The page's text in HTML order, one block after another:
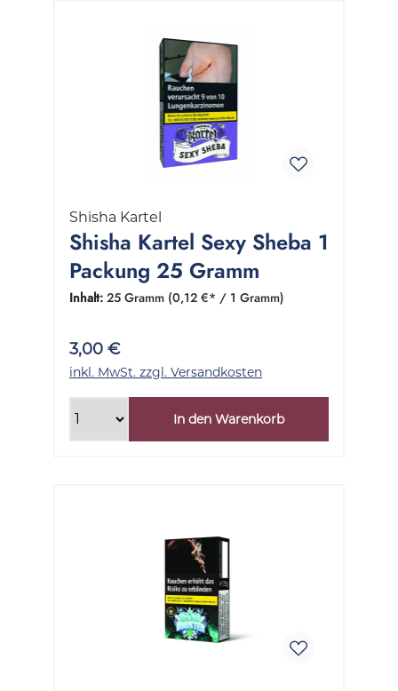
Shisha Kartel
Shisha Kartel Sexy Sheba 1
Packung 25 Gramm
Inhalt: 25 Gramm (0,12 €* / 1 Gramm)
3,00 €
inkl. MwSt. zzgl. Versandkosten
In den Warenkorb